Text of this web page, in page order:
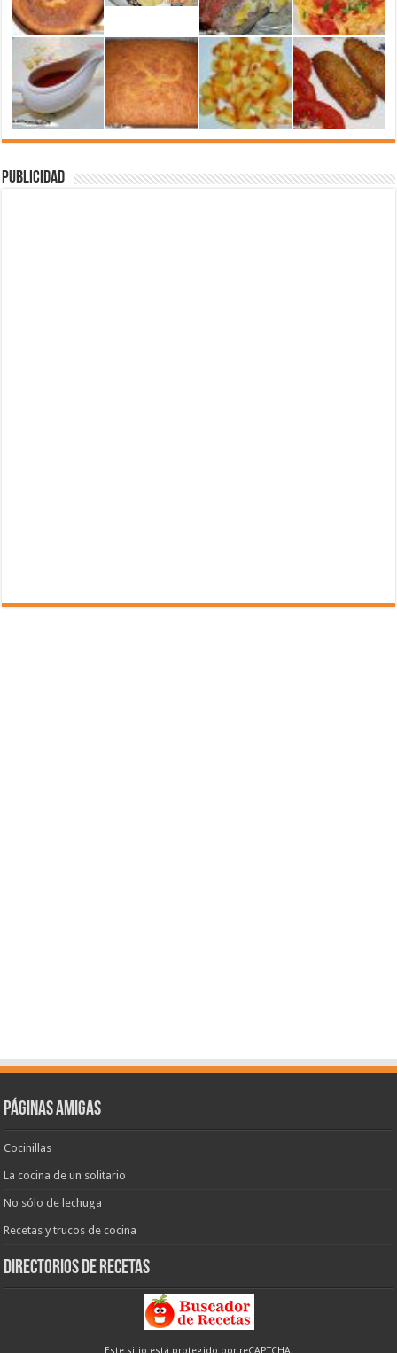
Publicidad
Páginas amigas
Cocinillas
La cocina de un solitario
No sólo de lechuga
Recetas y trucos de cocina
Directorios de recetas
Este sitio está protegido por reCAPTCHA.